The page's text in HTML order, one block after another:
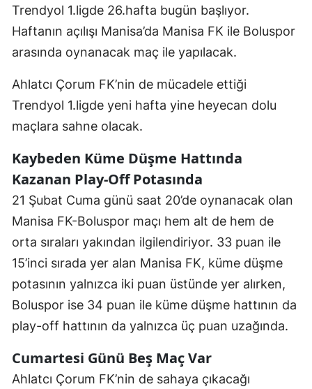
Erzincan
Erzurum
Gaziantep
Gümüşhane
Hatay
Isparta
Mersin
İstanbul
İzmir
Kars
Kastamonu
Trendyol 1.ligde 26.hafta bugün başlıyor.
Haftanın açılışı Manisa’da Manisa FK ile Boluspor
arasında oynanacak maç ile yapılacak.
Ahlatcı Çorum FK’nin de mücadele ettiği
Trendyol 1.ligde yeni hafta yine heyecan dolu
maçlara sahne olacak.
Kaybeden Küme Düşme Hattında
Kazanan Play-Off Potasında
21 Şubat Cuma günü saat 20’de oynanacak olan
Manisa FK-Boluspor maçı hem alt de hem de
orta sıraları yakından ilgilendiriyor. 33 puan ile
15’inci sırada yer alan Manisa FK, küme düşme
potasının yalnızca iki puan üstünde yer alırken,
Boluspor ise 34 puan ile küme düşme hattının da
play-off hattının da yalnızca üç puan uzağında.
Cumartesi Günü Beş Maç Var
Ahlatcı Çorum FK’nin de sahaya çıkacağı